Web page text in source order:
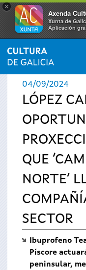
×
Axenda
Xunta de
Aplicación
Vostede
está
aquí
INICIO ›
04/09/2024
LÓPEZ
QUE
NORTE’
SECTOR
Ibuprofeno
Píscore
peninsular,